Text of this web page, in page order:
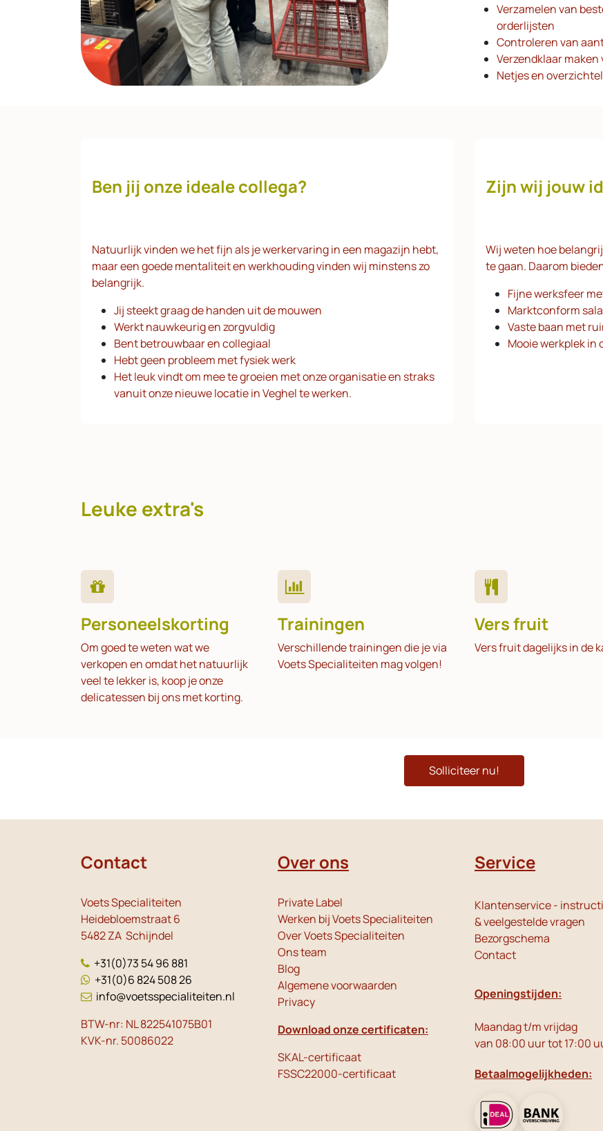
Verzamelen van
orderlijsten
Controleren van
Verzendklaar maken
Netjes en
Ben jij onze ideale collega?
Natuurlijk vinden we het fijn als je werkervaring in een magazijn hebt,
maar een goede mentaliteit en werkhouding vinden wij minstens zo
belangrijk.
Jij steekt graag de handen uit de mouwen
Werkt nauwkeurig en zorgvuldig
Bent betrouwbaar en collegiaal
Hebt geen probleem met fysiek werk
Het leuk vindt om mee te groeien met onze organisatie en straks
vanuit onze nieuwe locatie in Veghel te werken.
Zijn wij jouw
Wij weten hoe
te gaan. Daarom
Fijne werksfeer
Marktconform
Vaste baan met
Mooie werkplek in
Leuke extra's
Personeelskorting
Om goed te weten wat we
verkopen en omdat het natuurlijk
veel te lekker is, koop je onze
delicatessen bij ons met korting.
Trainingen
Verschillende trainingen die je via
Voets Specialiteiten mag volgen!
Vers fruit
Vers fruit dagelijks in de
Solliciteer nu!
Contact
Voets Specialiteiten
Heidebloemstraat 6
5482 ZA Schijndel
+31(0)73 54 96 881
+31(0)6 824 508 26
info@voetsspecialiteiten.nl
BTW-nr: NL 822541075B01
KVK-nr. 50086022
Over ons
Private Label
Werken bij Voets Specialiteiten
Over Voets Specialiteiten
Ons team
Blog
Algemene voorwaarden
Privacy
Download onze certificaten:
SKAL-certificaat
FSSC22000-certificaat
Service
Klantenservice -
& veelgestelde vragen
Bezorgschema
Contact
Openingstijden:
Maandag t/m vrijdag
van 08:00 uur tot 17:00
Betaalmogelijkheden: